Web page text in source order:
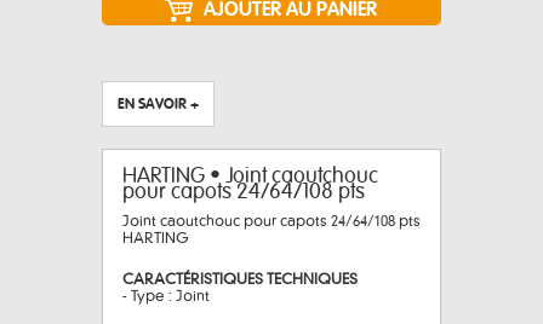
EN SAVOIR +
HARTING • Joint caoutchouc
pour capots 24/64/108 pts
Joint caoutchouc pour capots 24/64/108 pts
HARTING
CARACTÉRISTIQUES TECHNIQUES
- Type : Joint